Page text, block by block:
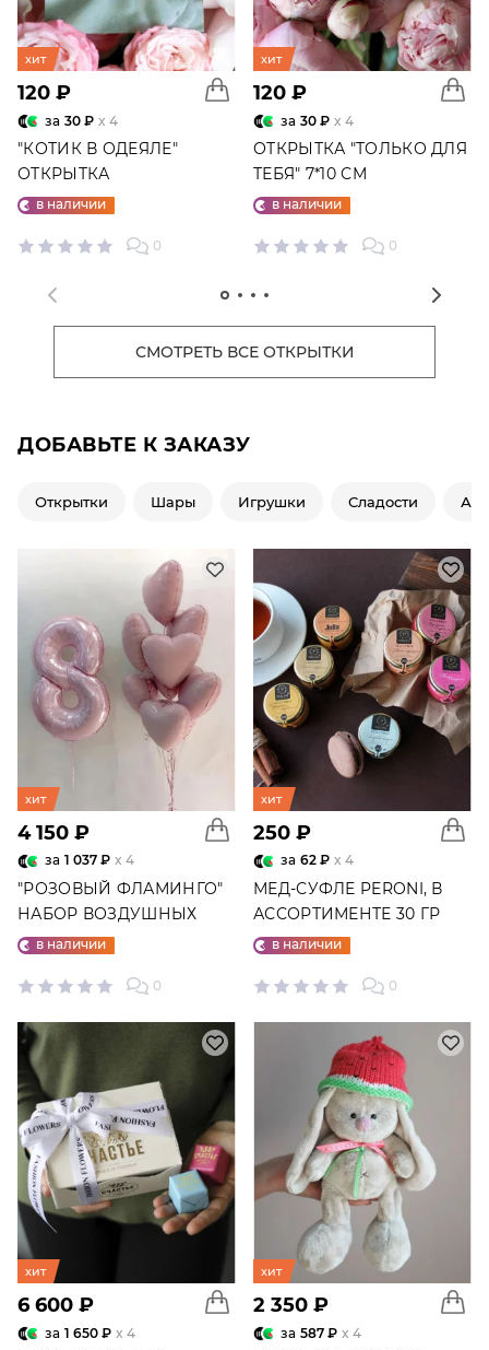
хит
120 ₽
за 30 ₽ x 4
"КОТИК В ОДЕЯЛЕ"
ОТКРЫТКА
в наличии
0
хит
120 ₽
за 30 ₽ x 4
ОТКРЫТКА "ТОЛЬКО ДЛЯ
ТЕБЯ" 7*10 СМ
в наличии
0
СМОТРЕТЬ ВСЕ ОТКРЫТКИ
ДОБАВЬТЕ К ЗАКАЗУ
Открытки Шары Игрушки Сладости
хит
4 150 ₽
за 1 037 ₽ x 4
"РОЗОВЫЙ ФЛАМИНГО"
НАБОР ВОЗДУШНЫХ
ШАРОВ №25
в наличии
0
хит
250 ₽
за 62 ₽ x 4
МЕД-СУФЛЕ PERONI, В
АССОРТИМЕНТЕ 30 ГР
в наличии
0
хит
6 600 ₽
за 1 650 ₽ x 4
хит
2 350 ₽
за 587 ₽ x 4